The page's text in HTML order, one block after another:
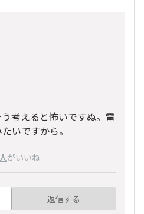
考えると怖いですぬ。電
いですから。
がいいね
返信する